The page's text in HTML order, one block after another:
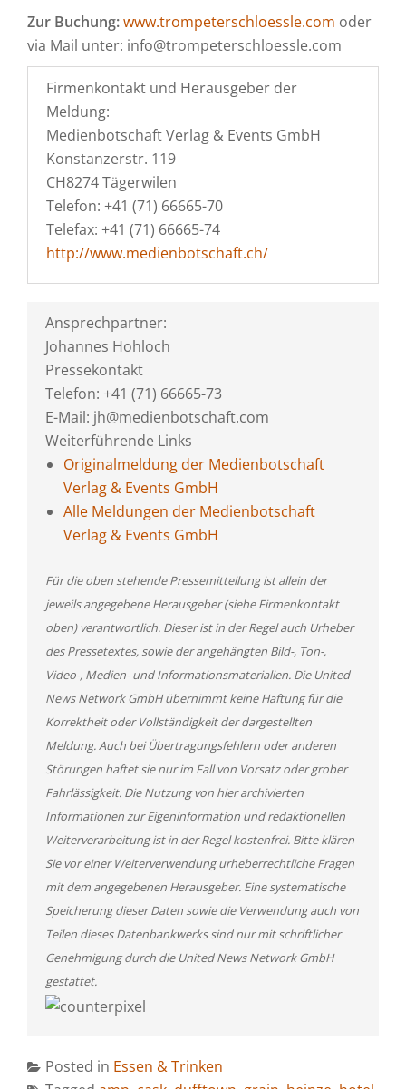
Zur Buchung:www.trompeterschloessle.com oder
via Mail unter: info@trompeterschloessle.com
Firmenkontakt und Herausgeber der
Meldung:
Medienbotschaft Verlag & Events GmbH
Konstanzerstr. 119
CH8274 Tägerwilen
Telefon: +41 (71) 66665-70
Telefax: +41 (71) 66665-74
http://www.medienbotschaft.ch/
Ansprechpartner:
Johannes Hohloch
Pressekontakt
Telefon: +41 (71) 66665-73
E-Mail: jh@medienbotschaft.com
Weiterführende Links
Originalmeldung der Medienbotschaft
Verlag & Events GmbH
Alle Meldungen der Medienbotschaft
Verlag & Events GmbH
Für die oben stehende Pressemitteilung ist allein der
jeweils angegebene Herausgeber (siehe Firmenkontakt
oben) verantwortlich. Dieser ist in der Regel auch Urheber
des Pressetextes, sowie der angehängten Bild-, Ton-,
Video-, Medien- und Informationsmaterialien. Die United
News Network GmbH übernimmt keine Haftung für die
Korrektheit oder Vollständigkeit der dargestellten
Meldung. Auch bei Übertragungsfehlern oder anderen
Störungen haftet sie nur im Fall von Vorsatz oder grober
Fahrlässigkeit. Die Nutzung von hier archivierten
Informationen zur Eigeninformation und redaktionellen
Weiterverarbeitung ist in der Regel kostenfrei. Bitte klären
Sie vor einer Weiterverwendung urheberrechtliche Fragen
mit dem angegebenen Herausgeber. Eine systematische
Speicherung dieser Daten sowie die Verwendung auch von
Teilen dieses Datenbankwerks sind nur mit schriftlicher
Genehmigung durch die United News Network GmbH
gestattet.
Posted in Essen & Trinken